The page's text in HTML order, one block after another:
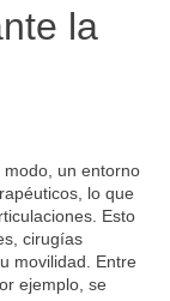
la
un entorno
lo que
Esto
cirugías
movilidad. Entre
ejemplo, se